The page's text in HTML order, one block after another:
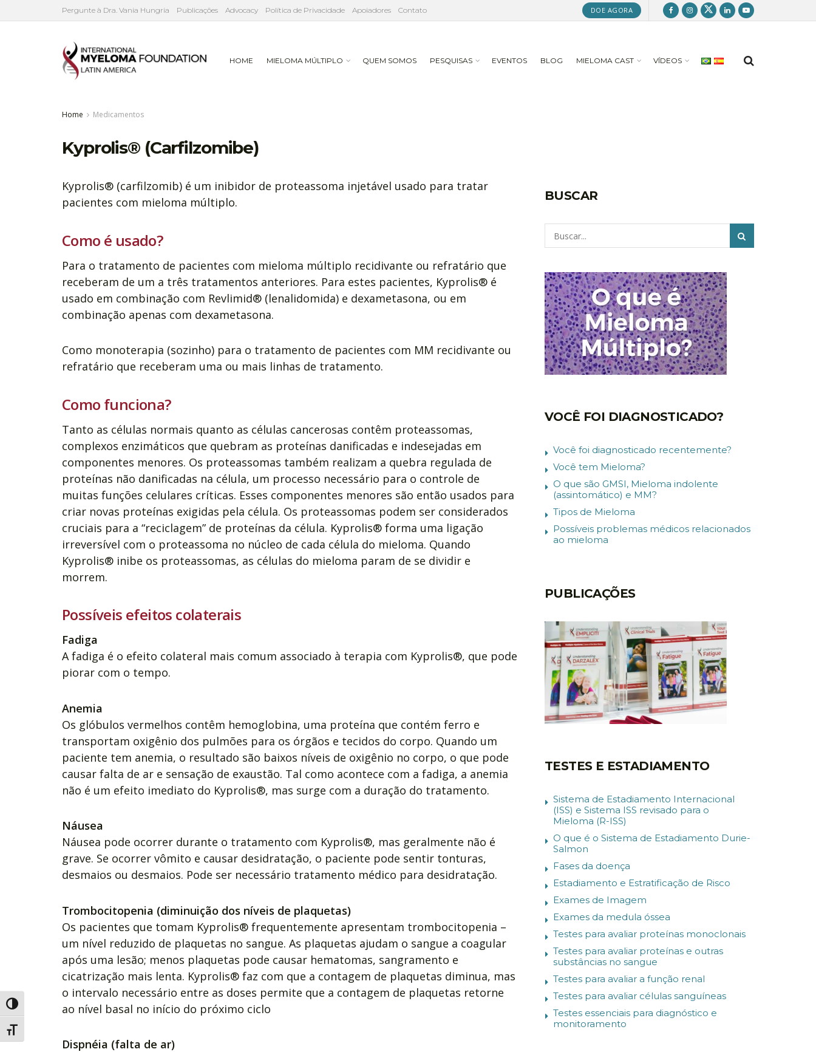
Alternar alto contraste
Alternar tamanho da fonte
Pergunte à Dra. Vania Hungria Publicações Advocacy Política de Privacidade Apoiadores Contato DOE AGORA
HOME MIELOMA MÚLTIPLO QUEM SOMOS PESQUISAS EVENTOS BLOG MIELOMA CAST VÍDEOS
Home Medicamentos
Kyprolis® (Carfilzomibe)
Kyprolis® (carfilzomib) é um inibidor de proteassoma injetável usado para tratar
pacientes com mieloma múltiplo.
Como é usado?
Para o tratamento de pacientes com mieloma múltiplo recidivante ou refratário que
receberam de um a três tratamentos anteriores. Para estes pacientes, Kyprolis® é
usado em combinação com Revlimid® (lenalidomida) e dexametasona, ou em
combinação apenas com dexametasona.
Como monoterapia (sozinho) para o tratamento de pacientes com MM recidivante ou
refratário que receberam uma ou mais linhas de tratamento.
Como funciona?
Tanto as células normais quanto as células cancerosas contêm proteassomas,
complexos enzimáticos que quebram as proteínas danificadas e indesejadas em
componentes menores. Os proteassomas também realizam a quebra regulada de
proteínas não danificadas na célula, um processo necessário para o controle de
muitas funções celulares críticas. Esses componentes menores são então usados para
criar novas proteínas exigidas pela célula. Os proteassomas podem ser considerados
cruciais para a “reciclagem” de proteínas da célula. Kyprolis® forma uma ligação
irreversível com o proteassoma no núcleo de cada célula do mieloma. Quando
Kyprolis® inibe os proteassomas, as células do mieloma param de se dividir e
morrem.
Possíveis efeitos colaterais
Fadiga
A fadiga é o efeito colateral mais comum associado à terapia com Kyprolis®, que pode
piorar com o tempo.
Anemia
Os glóbulos vermelhos contêm hemoglobina, uma proteína que contém ferro e
transportam oxigênio dos pulmões para os órgãos e tecidos do corpo. Quando um
paciente tem anemia, o resultado são baixos níveis de oxigênio no corpo, o que pode
causar falta de ar e sensação de exaustão. Tal como acontece com a fadiga, a anemia
não é um efeito imediato do Kyprolis®, mas surge com a duração do tratamento.
Náusea
Náusea pode ocorrer durante o tratamento com Kyprolis®, mas geralmente não é
grave. Se ocorrer vômito e causar desidratação, o paciente pode sentir tonturas,
desmaios ou desmaios. Pode ser necessário tratamento médico para desidratação.
Trombocitopenia (diminuição dos níveis de plaquetas)
Os pacientes que tomam Kyprolis® frequentemente apresentam trombocitopenia –
um nível reduzido de plaquetas no sangue. As plaquetas ajudam o sangue a coagular
após uma lesão; menos plaquetas pode causar hematomas, sangramento e
cicatrização mais lenta. Kyprolis® faz com que a contagem de plaquetas diminua, mas
o intervalo necessário entre as doses permite que a contagem de plaquetas retorne
ao nível basal no início do próximo ciclo
Dispnéia (falta de ar)
BUSCAR
Pesquisar
VOCÊ FOI DIAGNOSTICADO?
Você foi diagnosticado recentemente?
Você tem Mieloma?
O que são GMSI, Mieloma indolente
(assintomático) e MM?
Tipos de Mieloma
Possíveis problemas médicos relacionados
ao mieloma
PUBLICAÇÕES
TESTES E ESTADIAMENTO
Sistema de Estadiamento Internacional
(ISS) e Sistema ISS revisado para o
Mieloma (R-ISS)
O que é o Sistema de Estadiamento Durie-
Salmon
Fases da doença
Estadiamento e Estratificação de Risco
Exames de Imagem
Exames da medula óssea
Testes para avaliar proteínas monoclonais
Testes para avaliar proteínas e outras
substâncias no sangue
Testes para avaliar a função renal
Testes para avaliar células sanguíneas
Testes essenciais para diagnóstico e
monitoramento